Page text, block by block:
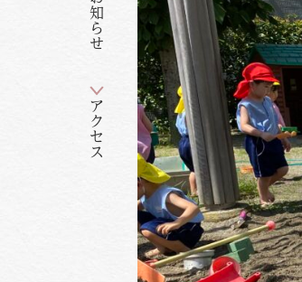
お知らせ
アクセス